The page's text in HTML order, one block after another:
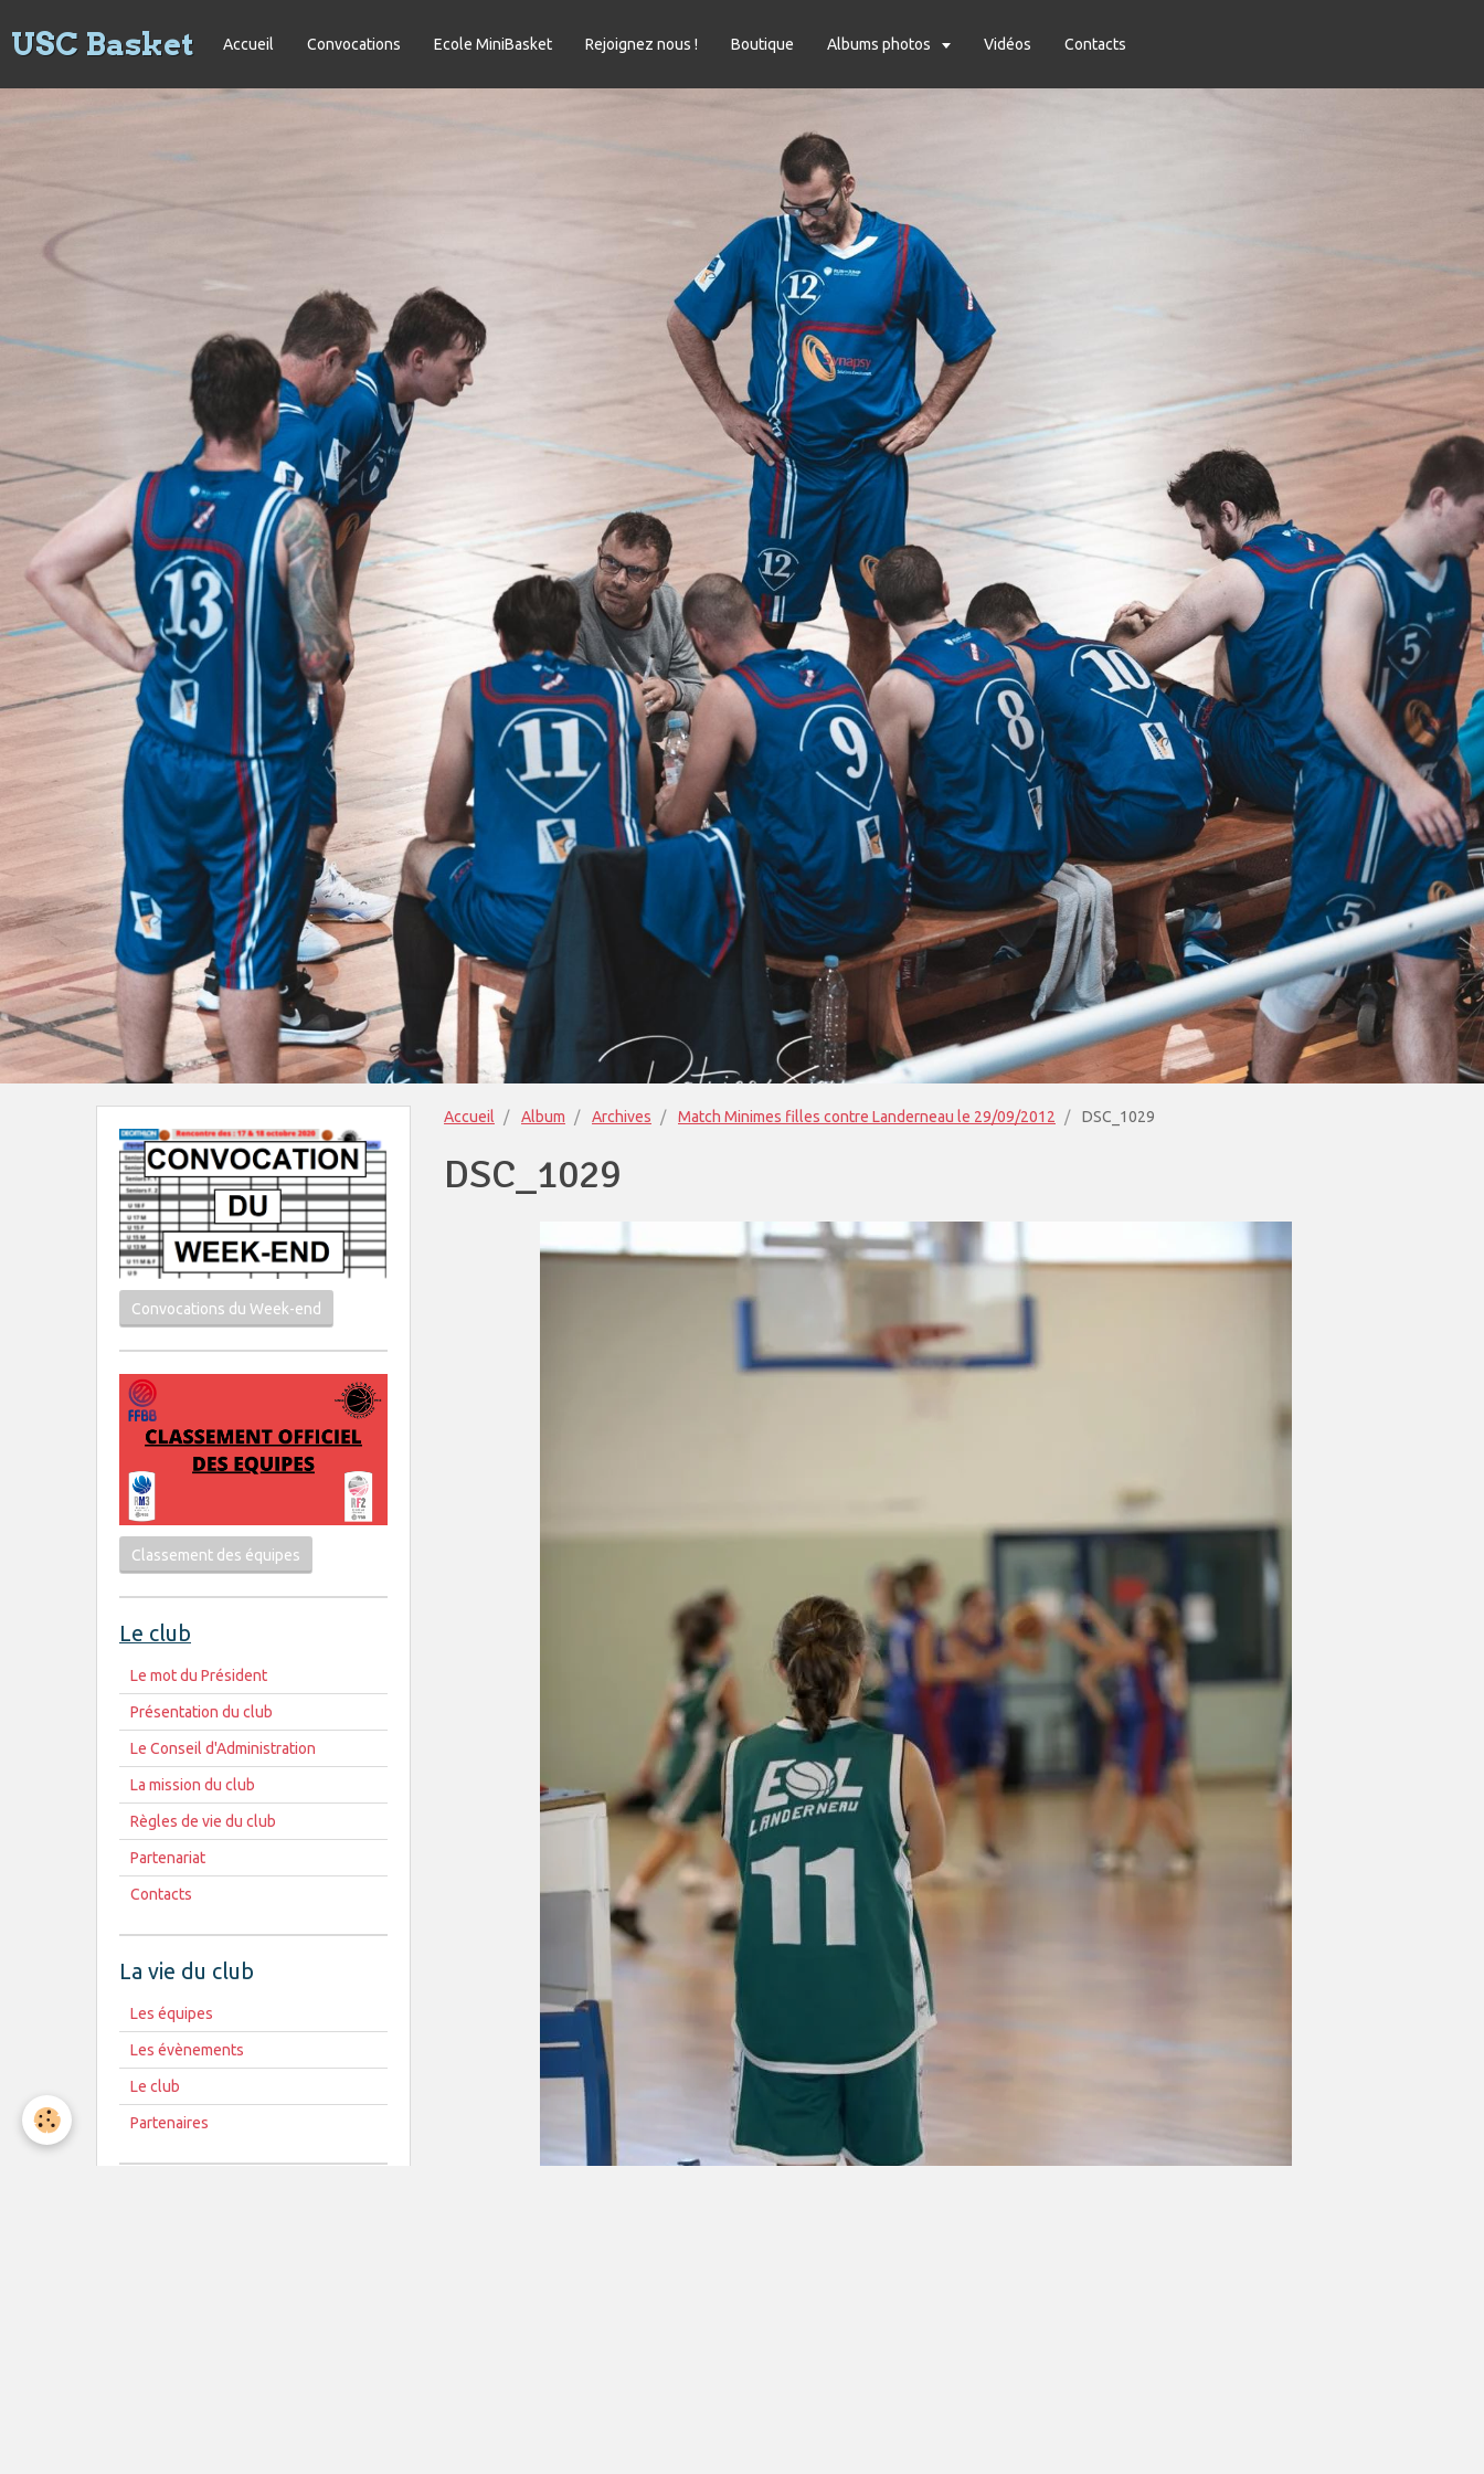
USC Basket Accueil Convocations Ecole MiniBasket Rejoignez nous ! Boutique Albums photos Vidéos Contacts
Accueil Album Archives Match Minimes filles contre Landerneau le 29/09/2012 DSC_1029
DSC_1029
Convocations du Week-end
Classement des équipes
Le club
Le mot du Président
Présentation du club
Le Conseil d'Administration
La mission du club
Règles de vie du club
Partenariat
Contacts
La vie du club
Les équipes
Les évènements
Le club
Partenaires